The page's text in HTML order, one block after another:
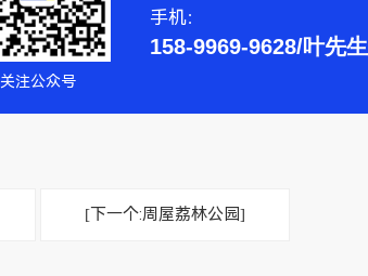
关注公众号
手机：
158-9969-9628/叶先生
[下一个:周屋荔林公园]